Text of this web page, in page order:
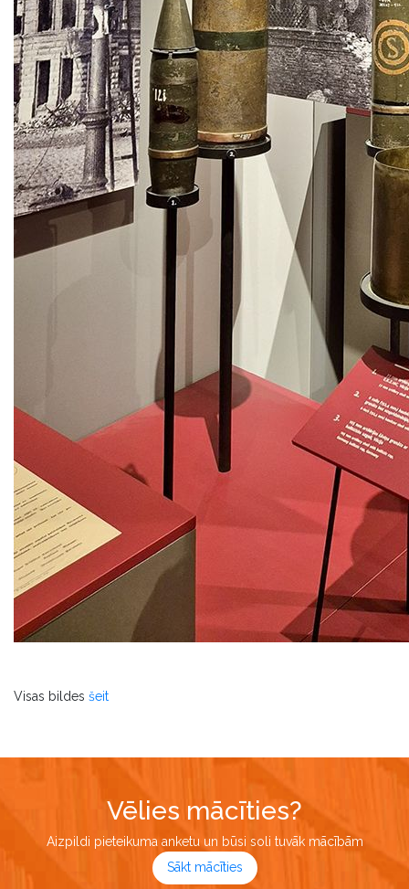
Visas bildes šeit
Vēlies mācīties?
Aizpildi pieteikuma anketu un būsi soli tuvāk mācībām
Sākt mācīties